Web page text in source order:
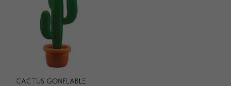
CACTUS GONFLABLE